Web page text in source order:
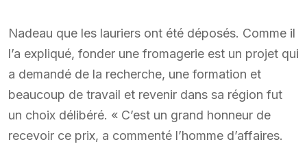
Nadeau que les lauriers ont été déposés. Comme il
l’a expliqué, fonder une fromagerie est un projet qui
a demandé de la recherche, une formation et
beaucoup de travail et revenir dans sa région fut
un choix délibéré. « C’est un grand honneur de
recevoir ce prix, a commenté l’homme d’affaires.